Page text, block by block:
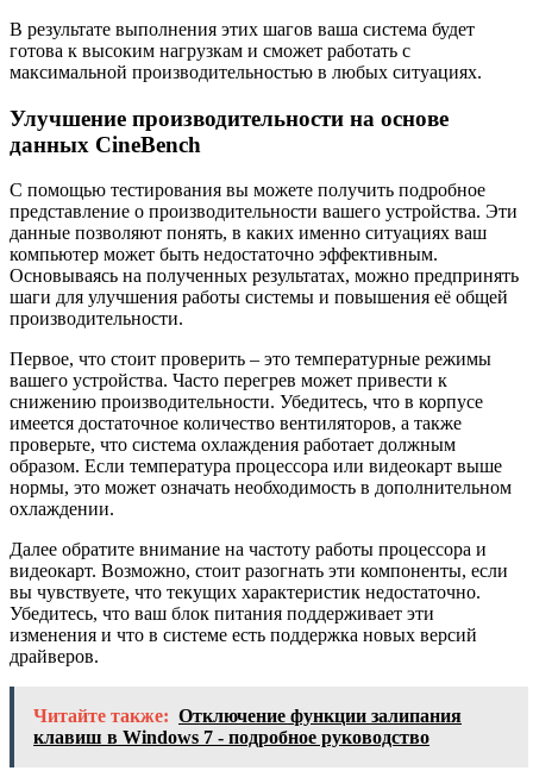
В результате выполнения этих шагов ваша система будет
готова к высоким нагрузкам и сможет работать с
максимальной производительностью в любых ситуациях.
Улучшение производительности на основе
данных CineBench
С помощью тестирования вы можете получить подробное
представление о производительности вашего устройства. Эти
данные позволяют понять, в каких именно ситуациях ваш
компьютер может быть недостаточно эффективным.
Основываясь на полученных результатах, можно предпринять
шаги для улучшения работы системы и повышения её общей
производительности.
Первое, что стоит проверить – это температурные режимы
вашего устройства. Часто перегрев может привести к
снижению производительности. Убедитесь, что в корпусе
имеется достаточное количество вентиляторов, а также
проверьте, что система охлаждения работает должным
образом. Если температура процессора или видеокарт выше
нормы, это может означать необходимость в дополнительном
охлаждении.
Далее обратите внимание на частоту работы процессора и
видеокарт. Возможно, стоит разогнать эти компоненты, если
вы чувствуете, что текущих характеристик недостаточно.
Убедитесь, что ваш блок питания поддерживает эти
изменения и что в системе есть поддержка новых версий
драйверов.
Читайте также: Отключение функции залипания
клавиш в Windows 7 - подробное руководство